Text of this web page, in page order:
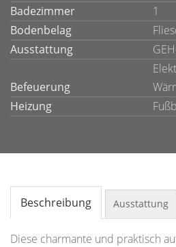
Badezimmer
1
Bodenbelag
Ausstattung
Befeuerung
Heizung
Beschreibung Ausstattung
Diese charmante und praktisch